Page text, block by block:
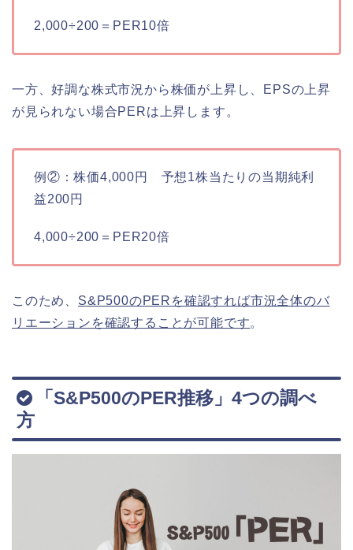
2,000÷200＝PER10倍
一方、好調な株式市況から株価が上昇し、EPSの上昇
が見られない場合PERは上昇します。
例②：株価4,000円 予想1株当たりの当期純利
益200円
4,000÷200＝PER20倍
このため、 S&P500のPERを確認すれば市況全体のバ
リエーションを確認することが可能です。
「S&P500のPER推移」4つの調べ
方